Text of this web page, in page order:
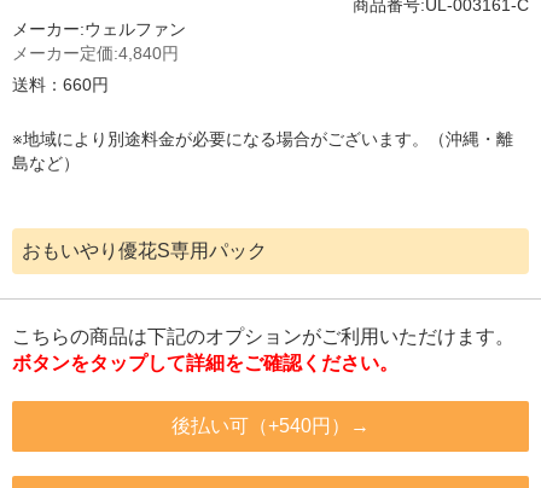
商品番号:UL-003161-C
メーカー:ウェルファン
メーカー定価:4,840円
送料：660円
※地域により別途料金が必要になる場合がございます。（沖縄・離
島など）
おもいやり優花S専用パック
こちらの商品は下記のオプションがご利用いただけます。
ボタンをタップして詳細をご確認ください。
後払い可（+540円）→